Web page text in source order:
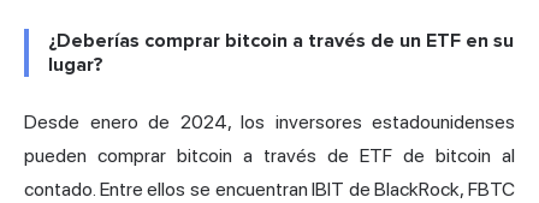
¿Deberías comprar bitcoin a través de un ETF en su
lugar?
Desde enero de 2024, los inversores estadounidenses
pueden comprar bitcoin a través de ETF de bitcoin al
contado. Entre ellos se encuentran IBIT de BlackRock, FBTC